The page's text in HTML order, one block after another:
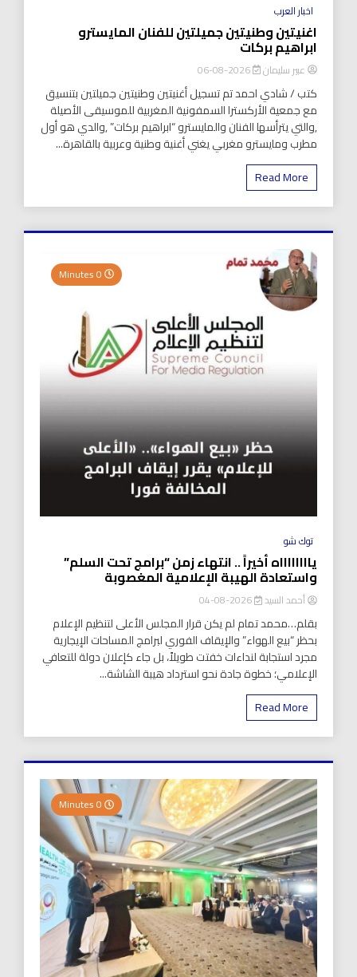
اخبار العرب
اغنيتين وطنيتين جميلتين للفنان المايسترو
ابراهيم بركات
عبير سليمان 2026-08-06
كتب / شادي احمد تم تسجيل أغنيتين وطنيتين جميلتين بتنسيق
مع جمعية الأركسترا السمفونية المغربية للموسيقى الأصيلة
,والتي يترأسها الفنان والمايسترو “ابراهيم بركات” ,والدي هو أول
مطرب ومايسترو مغربي يغني أغنية وطنية وعربية بالقاهرة...
Read More
توك شو
يااااااااه أخيراً .. انتهاء زمن “برامج تحت السلم”
واستعادة الهيبة الإعلامية المغصوبة
أحمد السيد 2026-08-04
بقلم…محمد تمام لم يكن قرار المجلس الأعلى لتنظيم الإعلام
بحظر “بيع الهواء” والإيقاف الفوري لبرامج المساحات الإيجارية
مجرد استجابة لنداءات خفتت طويلاً، بل جاء كإعلان دولة للتعافي
الإعلامي؛ خطوة جادة نحو استرداد هيبة الشاشة...
Read More